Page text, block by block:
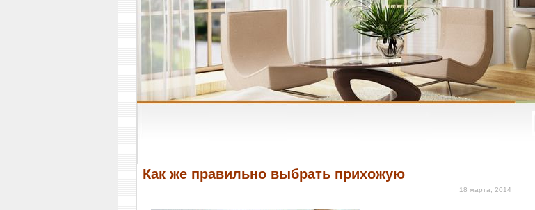
Как же правильно выбрать прихожую
18 марта, 2014